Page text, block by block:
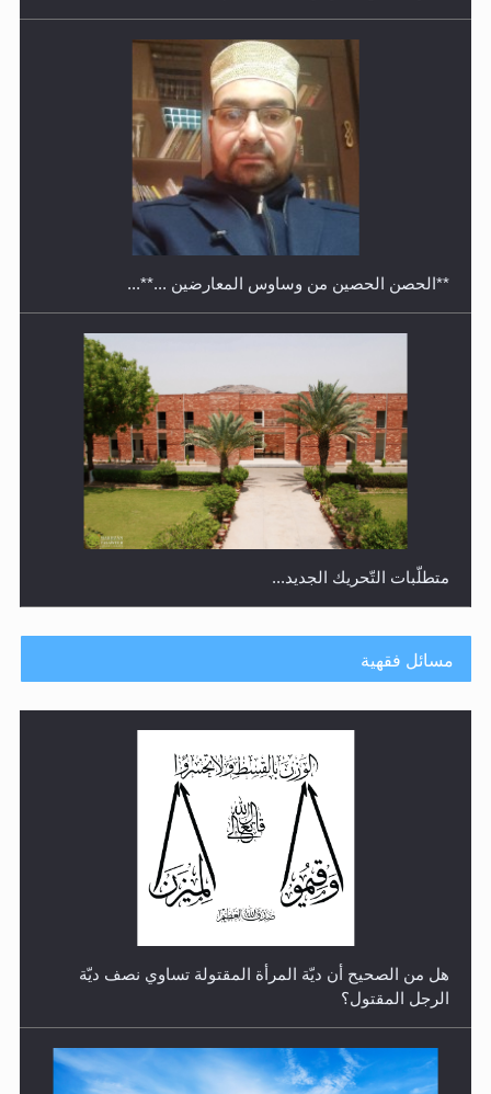
معرض القرآن الكريم لمدة ثلاثين يوما في مكتبة مدينة
ريهيماكي في فنلند
**الحصن الحصين من وساوس المعارضين ...**...
متطلَّبات التّحريك الجديد...
رأيٌ في لغة المسيح الموعود عليه السلام.. 4...
مسائل فقهية
هل من الصحيح أن ديّة المرأة المقتولة تساوي نصف ديّة
الرجل المقتول؟